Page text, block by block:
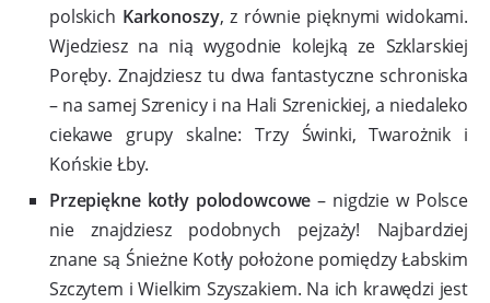
polskich Karkonoszy, z równie pięknymi widokami.
Wjedziesz na nią wygodnie kolejką ze Szklarskiej
Poręby. Znajdziesz tu dwa fantastyczne schroniska
– na samej Szrenicy i na Hali Szrenickiej, a niedaleko
ciekawe grupy skalne: Trzy Świnki, Twarożnik i
Końskie Łby.
Przepiękne kotły polodowcowe– nigdzie w Polsce
nie znajdziesz podobnych pejzaży! Najbardziej
znane są Śnieżne Kotły położone pomiędzy Łabskim
Szczytem i Wielkim Szyszakiem. Na ich krawędzi jest